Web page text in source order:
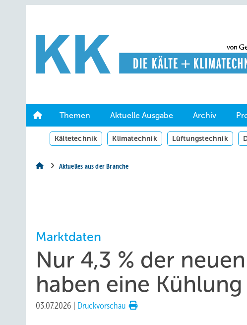
Hauptinhalt
Hauptmenü
Themen Aktuelle Ausgabe Archiv
Kältetechnik Klimatechnik Lüftungstechnik
Aktuelles aus der Branche
Marktdaten
Nur 4,3 % der
haben eine Kühlung
03.07.2026 Druckvorschau